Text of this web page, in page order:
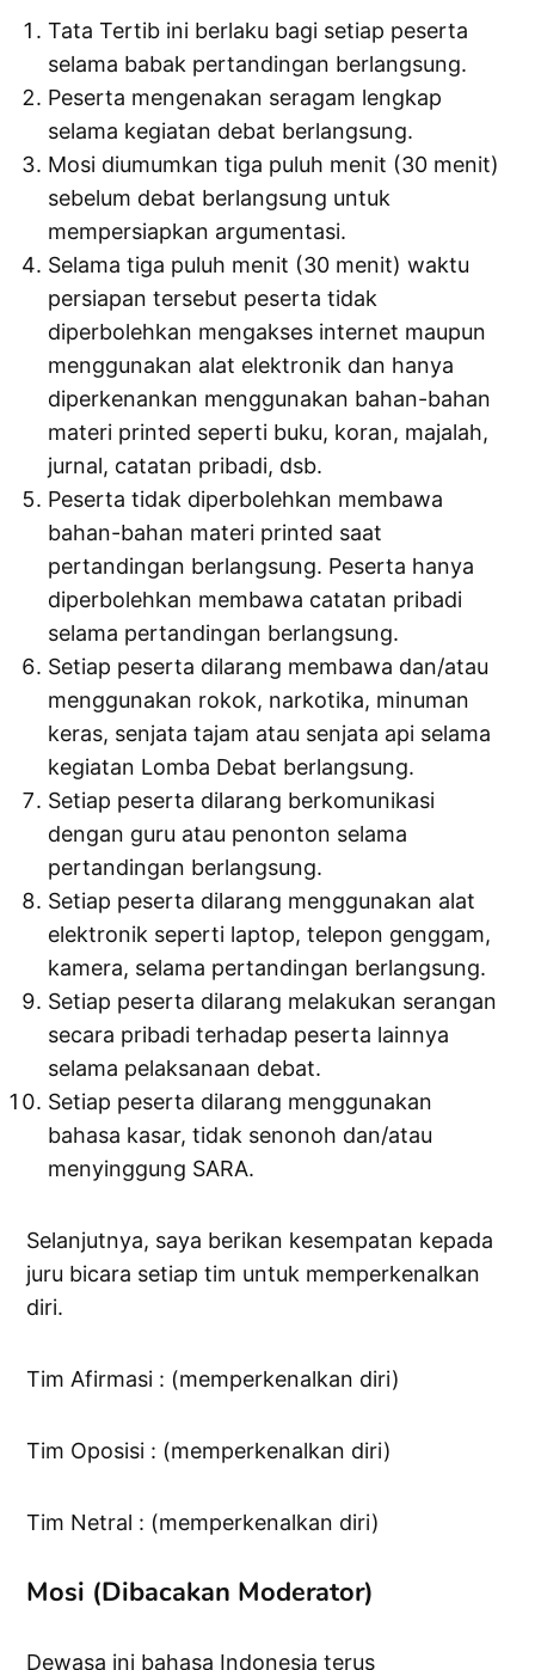
Tata Tertib ini berlaku bagi setiap peserta
selama babak pertandingan berlangsung.
Peserta mengenakan seragam lengkap
selama kegiatan debat berlangsung.
Mosi diumumkan tiga puluh menit (30 menit)
sebelum debat berlangsung untuk
mempersiapkan argumentasi.
Selama tiga puluh menit (30 menit) waktu
persiapan tersebut peserta tidak
diperbolehkan mengakses internet maupun
menggunakan alat elektronik dan hanya
diperkenankan menggunakan bahan-bahan
materi printed seperti buku, koran, majalah,
jurnal, catatan pribadi, dsb.
Peserta tidak diperbolehkan membawa
bahan-bahan materi printed saat
pertandingan berlangsung. Peserta hanya
diperbolehkan membawa catatan pribadi
selama pertandingan berlangsung.
Setiap peserta dilarang membawa dan/atau
menggunakan rokok, narkotika, minuman
keras, senjata tajam atau senjata api selama
kegiatan Lomba Debat berlangsung.
Setiap peserta dilarang berkomunikasi
dengan guru atau penonton selama
pertandingan berlangsung.
Setiap peserta dilarang menggunakan alat
elektronik seperti laptop, telepon genggam,
kamera, selama pertandingan berlangsung.
Setiap peserta dilarang melakukan serangan
secara pribadi terhadap peserta lainnya
selama pelaksanaan debat.
Setiap peserta dilarang menggunakan
bahasa kasar, tidak senonoh dan/atau
menyinggung SARA.
Selanjutnya, saya berikan kesempatan kepada
juru bicara setiap tim untuk memperkenalkan
diri.
Tim Afirmasi : (memperkenalkan diri)
Tim Oposisi : (memperkenalkan diri)
Tim Netral : (memperkenalkan diri)
Mosi (Dibacakan Moderator)
Dewasa ini bahasa Indonesia terus